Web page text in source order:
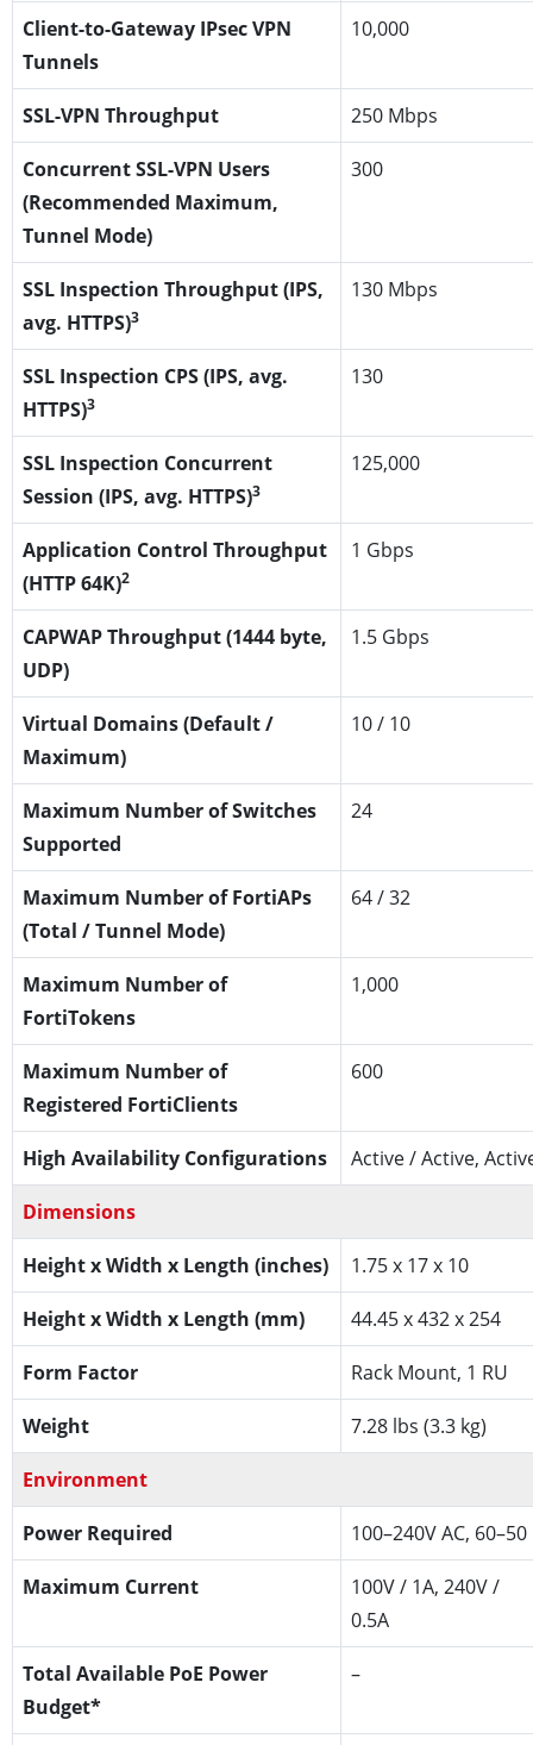
Client-to-Gateway IPsec VPN
Tunnels
10,000
SSL-VPN Throughput 250 Mbps
Concurrent SSL-VPN Users
(Recommended Maximum,
Tunnel Mode)
300
SSL Inspection Throughput (IPS,
avg. HTTPS)3
130 Mbps
SSL Inspection CPS (IPS, avg.
HTTPS)3
130
SSL Inspection Concurrent
Session (IPS, avg. HTTPS)3
125,000
Application Control Throughput
(HTTP 64K)2
1 Gbps
CAPWAP Throughput (1444 byte,
UDP)
1.5 Gbps
Virtual Domains (Default /
Maximum)
10 / 10
Maximum Number of Switches
Supported
24
Maximum Number of FortiAPs
(Total / Tunnel Mode)
64 / 32
Maximum Number of
FortiTokens
1,000
Maximum Number of
Registered FortiClients
600
High Availability Configurations Active / Active,
Dimensions
Height x Width x Length (inches) 1.75 x 17 x 10
Height x Width x Length (mm) 44.45 x 432 x 254
Form Factor Rack Mount, 1 RU
Weight 7.28 lbs (3.3 kg)
Environment
Power Required 100–240V AC, 60–50
Maximum Current
100V / 1A, 240V /
0.5A
Total Available PoE Power
Budget*
–